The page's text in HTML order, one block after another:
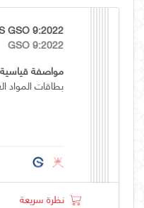
GSO 9:2022
GSO 9:2022
مواصفة
بطاقات المواد
نظرة سريعة